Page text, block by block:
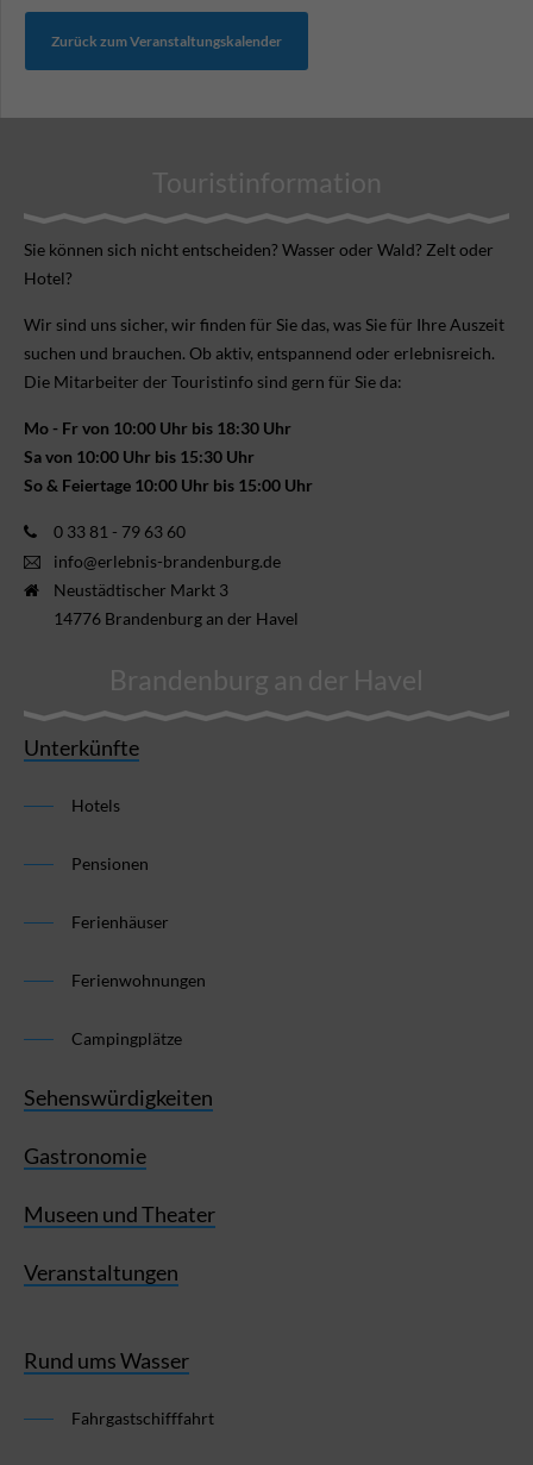
Zurück zum Veranstaltungskalender
Touristinformation
Sie können sich nicht ent­scheiden? Wasser oder Wald? Zelt oder
Hotel?
Wir sind uns sicher, wir finden für Sie das, was Sie für Ihre Aus­zeit
suchen und brauchen. Ob aktiv, ent­spannend oder erlebnis­reich.
Die Mitarbeiter der Touristinfo sind gern für Sie da:
Mo - Fr von 10:00 Uhr bis 18:30 Uhr
Sa von 10:00 Uhr bis 15:30 Uhr
So & Feiertage 10:00 Uhr bis 15:00 Uhr
0 33 81 - 79 63 60
info@erlebnis-brandenburg.de
Neustädtischer Markt 3
14776 Brandenburg an der Havel
Brandenburg an der Havel
Unterkünfte
Hotels
Pensionen
Ferienhäuser
Ferienwohnungen
Campingplätze
Sehenswürdigkeiten
Gastronomie
Museen und Theater
Veranstaltungen
Rund ums Wasser
Fahrgastschifffahrt